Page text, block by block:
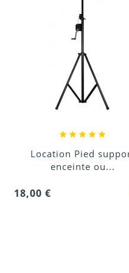
Adaptateur
éclairage
1,80 €